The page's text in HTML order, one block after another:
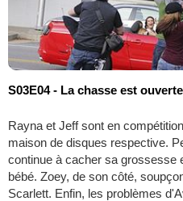
S03E04 - La chasse est ouverte
Rayna et Jeff sont en
maison de disques respective.
continue à cacher sa grossesse
bébé. Zoey, de son côté,
Scarlett. Enfin, les problèmes